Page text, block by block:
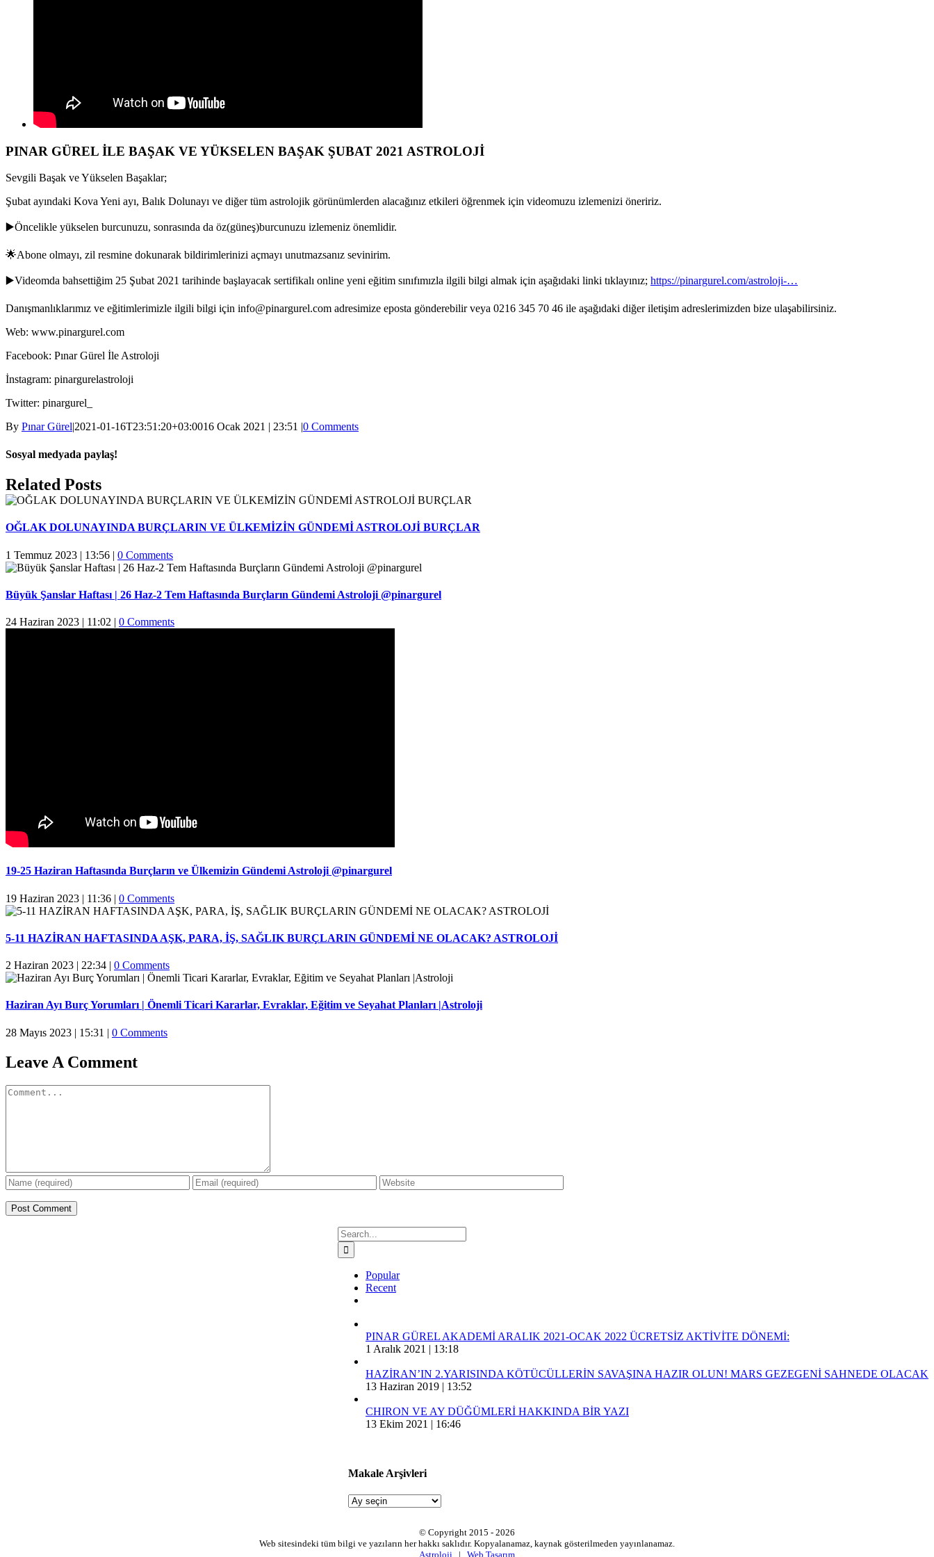
PINAR GÜREL İLE BAŞAK VE YÜKSELEN BAŞAK ŞUBAT 2021 ASTROLOJİ
Sevgili Başak ve Yükselen Başaklar;
Şubat ayındaki Kova Yeni ayı, Balık Dolunayı ve diğer tüm astrolojik görünümlerden alacağınız etkileri öğrenmek için videomuzu izlemenizi öneririz.
▶️Öncelikle yükselen burcunuzu, sonrasında da öz(güneş)burcunuzu izlemeniz önemlidir.
🌟Abone olmayı, zil resmine dokunarak bildirimlerinizi açmayı unutmazsanız sevinirim.
▶️Videomda bahsettiğim 25 Şubat 2021 tarihinde başlayacak sertifikalı online yeni eğitim sınıfımızla ilgili bilgi almak için aşağıdaki linki tıklayınız; https://pinargurel.com/astroloji-…
Danışmanlıklarımız ve eğitimlerimizle ilgili bilgi için info@pinargurel.com adresimize eposta gönderebilir veya 0216 345 70 46 ile aşağıdaki diğer iletişim adreslerimizden bize ulaşabilirsiniz.
Web: www.pinargurel.com
Facebook: Pınar Gürel İle Astroloji
İnstagram: pinargurelastroloji
Twitter: pinargurel_
By Pınar Gürel|2021-01-16T23:51:20+03:0016 Ocak 2021 | 23:51 |0 Comments
Sosyal medyada paylaş!
Facebook
Twitter
Reddit
LinkedIn
WhatsApp
Pinterest
Email
Related Posts
OĞLAK DOLUNAYINDA BURÇLARIN VE ÜLKEMİZİN GÜNDEMİ ASTROLOJİ BURÇLAR
1 Temmuz 2023 | 13:56 | 0 Comments
Büyük Şanslar Haftası | 26 Haz-2 Tem Haftasında Burçların Gündemi Astroloji @pinargurel
24 Haziran 2023 | 11:02 | 0 Comments
19-25 Haziran Haftasında Burçların ve Ülkemizin Gündemi Astroloji @pinargurel
19 Haziran 2023 | 11:36 | 0 Comments
5-11 HAZİRAN HAFTASINDA AŞK, PARA, İŞ, SAĞLIK BURÇLARIN GÜNDEMİ NE OLACAK? ASTROLOJİ
2 Haziran 2023 | 22:34 | 0 Comments
Haziran Ayı Burç Yorumları | Önemli Ticari Kararlar, Evraklar, Eğitim ve Seyahat Planları |Astroloji
28 Mayıs 2023 | 15:31 | 0 Comments
Leave A Comment
Comment
Search
for:
Popular
Recent
PINAR GÜREL AKADEMİ ARALIK 2021-OCAK 2022 ÜCRETSİZ AKTİVİTE DÖNEMİ:
1 Aralık 2021 | 13:18
HAZİRAN’IN 2.YARISINDA KÖTÜCÜLLERİN SAVAŞINA HAZIR OLUN! MARS GEZEGENİ SAHNEDE OLACAK
13 Haziran 2019 | 13:52
CHIRON VE AY DÜĞÜMLERİ HAKKINDA BİR YAZI
13 Ekim 2021 | 16:46
Makale Arşivleri
Makale
© Copyright 2015 - 2026
Web sitesindeki tüm bilgi ve yazıların her hakkı saklıdır. Kopyalanamaz, kaynak gösterilmeden yayınlanamaz.
Astroloji | Web Tasarım